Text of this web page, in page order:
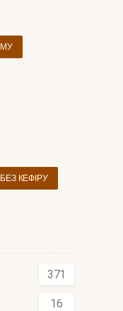
КЕФІРУ
371
16